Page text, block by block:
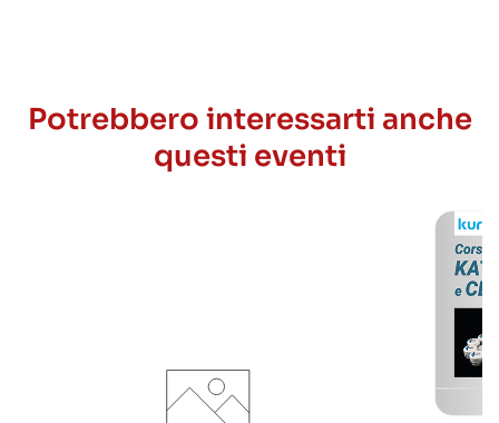
Potrebbero interessarti anche
questi eventi